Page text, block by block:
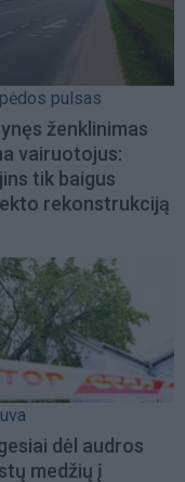
pulsas
ženklinimas
vairuotojus:
tik baigus
rekonstrukciją
dėl audros
medžių į